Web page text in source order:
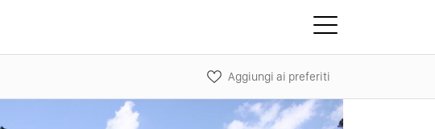
Aggiungi ai preferiti